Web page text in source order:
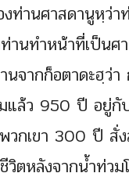
งท่านศาสดานูหฺว่า
านทำหน้าที่เป็นศ
จากก็อตาดะฮฺว่า
แล้ว 950 ปี อยู่กั
วกเขา 300 ปี สั่ง
ตหลังจากน้ำท่ว